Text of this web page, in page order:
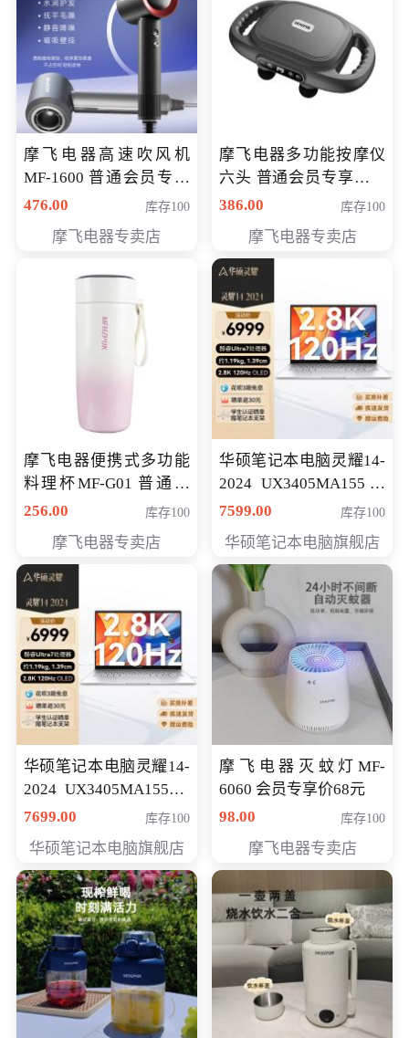
摩飞电器高速吹风机
MF-1600 普通会员专享
价298元
476.00 库存100
摩飞电器专卖店
摩飞电器多功能按摩仪
六头 普通会员专享价格
199元
386.00 库存100
摩飞电器专卖店
摩飞电器便携式多功能
料理杯MF-G01 普通会
员专享价格118元
256.00 库存100
摩飞电器专卖店
华硕笔记本电脑灵耀14-
2024 UX3405MA155冰
川银 oled 智慧轻薄本 会
7599.00 库存100
华硕笔记本电脑旗舰店
华硕笔记本电脑灵耀14-
2024 UX3405MA155夜
空蓝 oled 智慧轻薄本 会
7699.00 库存100
华硕笔记本电脑旗舰店
摩飞电器灭蚊灯MF-
6060 会员专享价68元
98.00
库存100
摩飞电器专卖店